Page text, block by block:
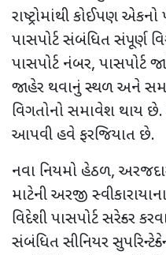
રાષ્ટ્રોમાંથી કોઈપણ એકનો
પાસપોર્ટ સંબંધિત સંપૂર્ણ
પાસપોર્ટ નંબર, પાસપોર્ટ
જાહેર થવાનું સ્થળ અને
વિગતોનો સમાવેશ થાય
આપવી હવે ફરજિયાત છે.
નવા નિયમો હેઠળ,
માટેની અરજી સ્વીકારાયાના
વિદેશી પાસપોર્ટ સરેન્ડર
સંબંધિત સીનિયર